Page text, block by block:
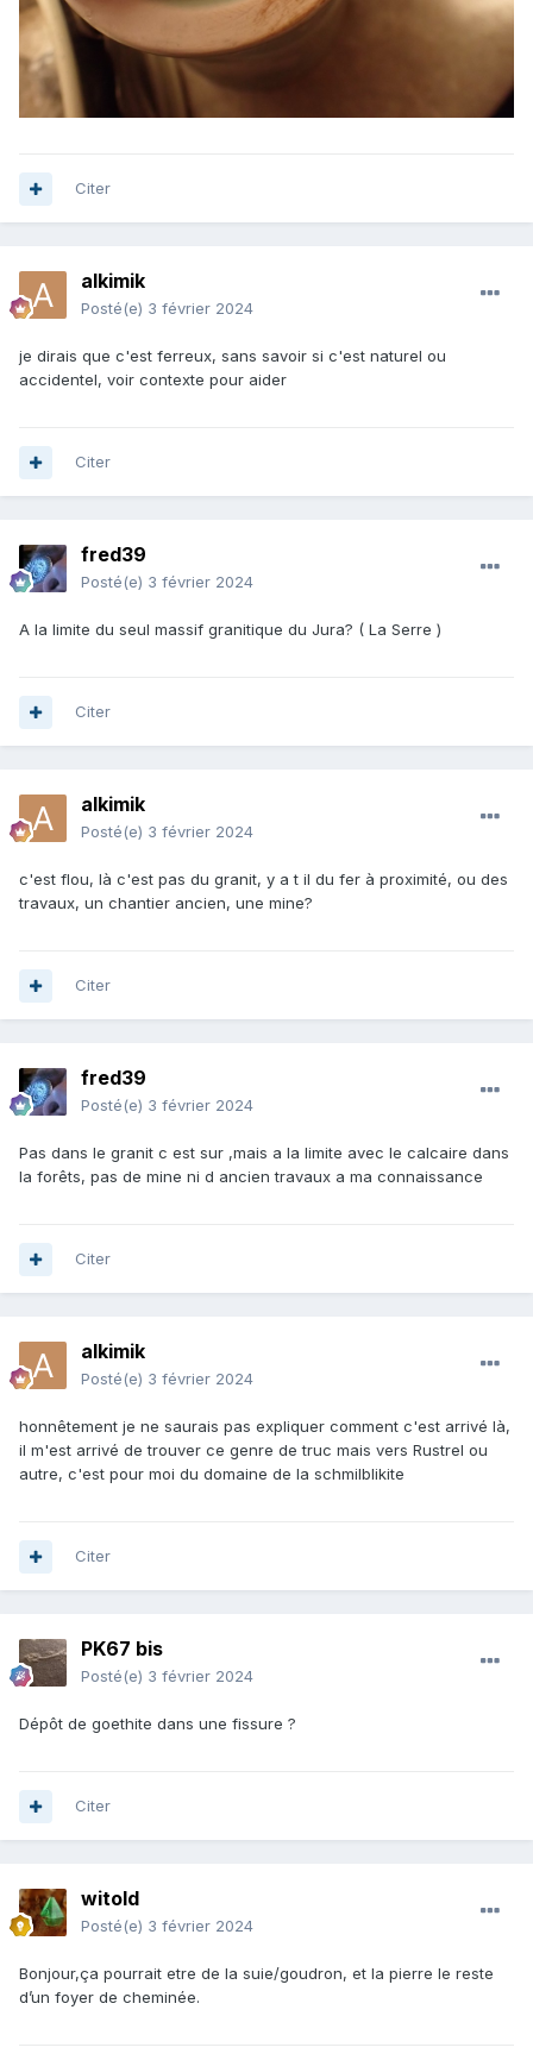
Citer
alkimik
Posté(e) 3 février 2024
je dirais que c'est ferreux, sans savoir si c'est naturel ou
accidentel, voir contexte pour aider
Citer
fred39
Posté(e) 3 février 2024
A la limite du seul massif granitique du Jura? ( La Serre )
Citer
alkimik
Posté(e) 3 février 2024
c'est flou, là c'est pas du granit, y a t il du fer à proximité, ou des
travaux, un chantier ancien, une mine?
Citer
fred39
Posté(e) 3 février 2024
Pas dans le granit c est sur ,mais a la limite avec le calcaire dans
la forêts, pas de mine ni d ancien travaux a ma connaissance
Citer
alkimik
Posté(e) 3 février 2024
honnêtement je ne saurais pas expliquer comment c'est arrivé là,
il m'est arrivé de trouver ce genre de truc mais vers Rustrel ou
autre, c'est pour moi du domaine de la schmilblikite
Citer
PK67 bis
Posté(e) 3 février 2024
Dépôt de goethite dans une fissure ?
Citer
witold
Posté(e) 3 février 2024
Bonjour,ça pourrait etre de la suie/goudron, et la pierre le reste
d’un foyer de cheminée.